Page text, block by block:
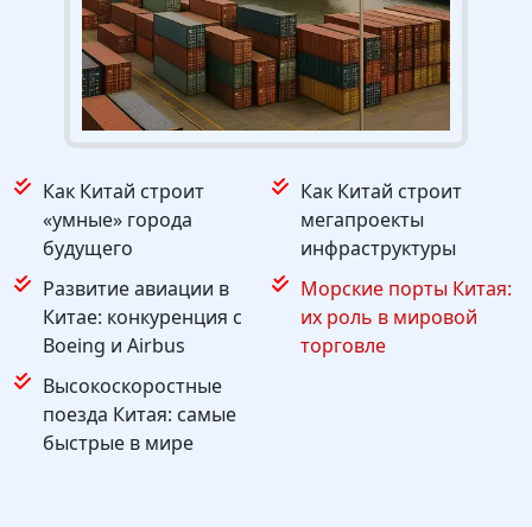
Как Китай строит
«умные» города
будущего
Как Китай строит
мегапроекты
инфраструктуры
Развитие авиации в
Китае: конкуренция с
Boeing и Airbus
Морские порты Китая:
их роль в мировой
торговле
Высокоскоростные
поезда Китая: самые
быстрые в мире